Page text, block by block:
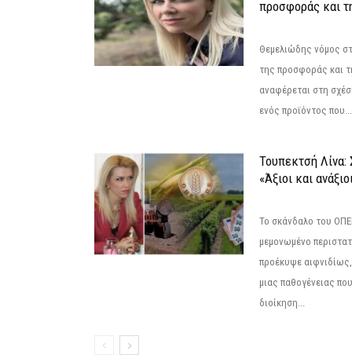
προσφοράς και
Θεμελιώδης νόμος
της προσφοράς και
αναφέρεται στη
ενός προϊόντος που...
Τουπεκτσή
«Άξιοι και
Το σκάνδαλο του
μεμονωμένο
προέκυψε
μιας παθογένειας
διοίκηση...